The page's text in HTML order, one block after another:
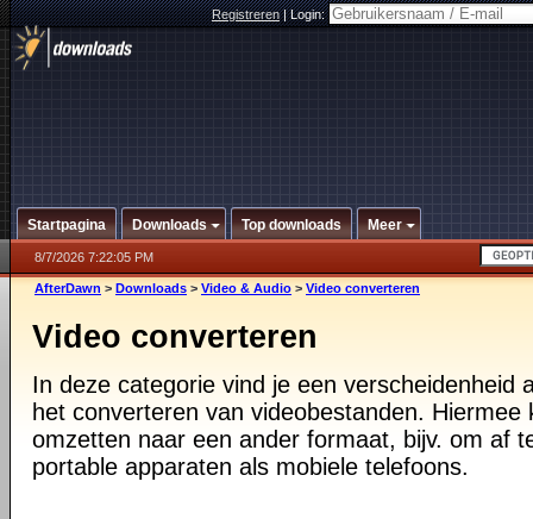
Registreren|Login:
Startpagina Downloads Top downloads Meer
8/7/2026 7:22:05 PM
AfterDawn > Downloads > Video & Audio > Video converteren
Video converteren
In deze categorie vind je een verscheidenheid
het converteren van videobestanden. Hiermee
omzetten naar een ander formaat, bijv. om af
portable apparaten als mobiele telefoons.